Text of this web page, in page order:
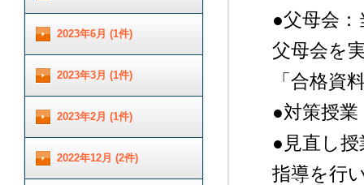
●父母会
父母会を
「合格資
●対策授
●見直し
指導を行
2023年6月 (1件)
2023年3月 (1件)
2023年2月 (1件)
2022年12月 (2件)